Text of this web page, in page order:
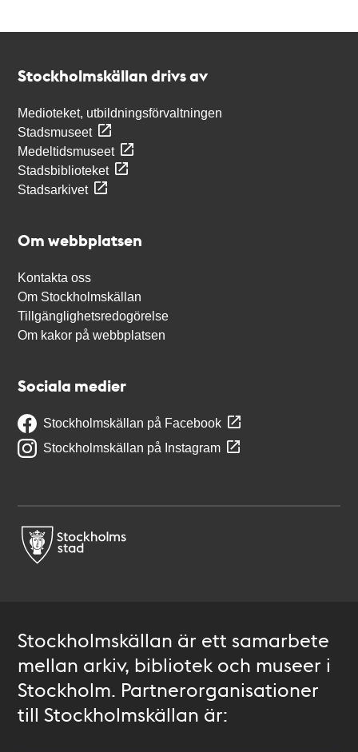
Stockholmskällan drivs av
Medioteket, utbildningsförvaltningen
Stadsmuseet
Medeltidsmuseet
Stadsbiblioteket
Stadsarkivet
Om webbplatsen
Kontakta oss
Om Stockholmskällan
Tillgänglighetsredogörelse
Om kakor på webbplatsen
Sociala medier
Stockholmskällan på Facebook
Stockholmskällan på Instagram
Stockholmskällan är ett samarbete
mellan arkiv, bibliotek och museer i
Stockholm. Partnerorganisationer
till Stockholmskällan är: